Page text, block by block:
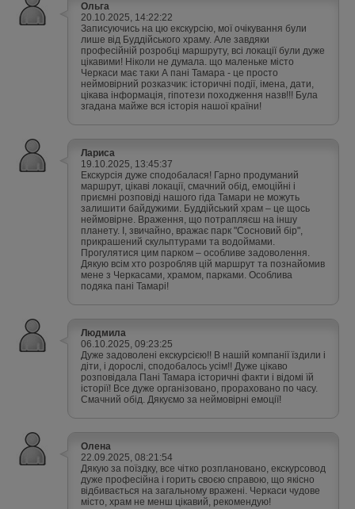
Ольга
20.10.2025, 14:22:22
Записуючись на цю екскурсію, мої очікування були
лише від Буддійського храму. Але завдяки
професійній розробці маршруту, всі локації були дуже
цікавими! Ніколи не думала. що маленьке місто
Черкаси має таки А пані Тамара - це просто
неймовірний розказчик: історичні події, імена, дати,
цікава інформація, гіпотези походження назв!!! Була
згадана майже вся історія нашої країни!
Лариса
19.10.2025, 13:45:37
Екскурсія дуже сподобалася! Гарно продуманий
маршрут, цікаві локації, смачний обід, емоційні і
приємні розповіді нашого гіда Тамари не можуть
залишити байдужими. Буддійський храм – це щось
неймовірне. Враження, що потрапляєш на іншу
планету. І, звичайно, вражає парк "Сосновий бір",
прикрашений скульптурами та водоймами.
Прогулятися цим парком – особливе задоволення.
Дякую всім хто розробляв цій маршрут та познайомив
мене з Черкасами, храмом, парками. Особлива
подяка пані Тамарі!
Людмила
06.10.2025, 09:23:25
Дуже задоволені екскурсією!! В нашій компанії їздили і
діти, і дорослі, сподобалось усім!! Дуже цікаво
розповідала Пані Тамара історичні факти і відомі їй
історії! Все дуже організовано, прораховано по часу.
Смачний обід. Дякуємо за неймовірні емоції!
Олена
22.09.2025, 08:21:54
Дякую за поїздку, все чітко розплановано, екскурсовод
дуже професійна і горить своєю справою, що якісно
відбивається на загальному вражені. Черкаси чудове
місто, храм не менш цікавий, рекомендую!